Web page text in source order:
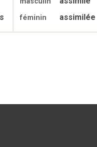
féminin assimilée